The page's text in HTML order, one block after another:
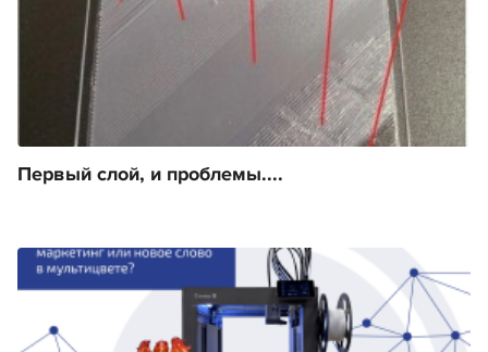
Первый слой, и проблемы....